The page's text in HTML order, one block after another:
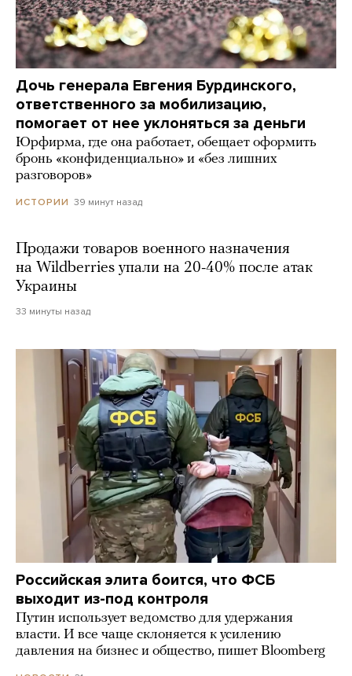
Дочь генерала Евгения Бурдинского,
ответственного за мобилизацию,
помогает от нее уклоняться за деньги
Юрфирма, где она работает, обещает оформить
бронь «конфиденциально» и «без лишних
разговоров»
ИСТОРИИ 39 минут назад
Продажи товаров военного назначения
на Wildberries упали на 20-40% после атак
Украины
33 минуты назад
Российская элита боится, что ФСБ
выходит из-под контроля
Путин использует ведомство для удержания
власти. И все чаще склоняется к усилению
давления на бизнес и общество, пишет Bloomberg